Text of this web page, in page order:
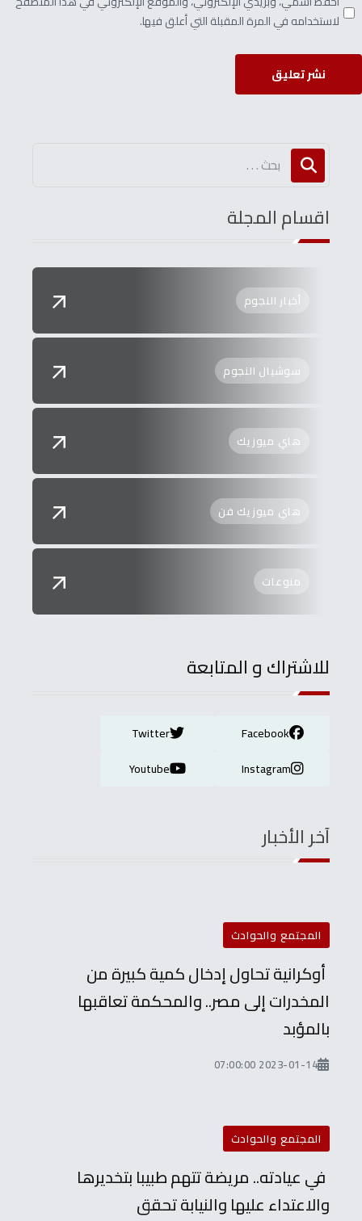
لاستخدامه في المرة المقبلة التي أعلق فيها.
نشر تعليق
اقسام المجلة
أخبار النجوم
سوشيال النجوم
هاي ميوزيك
هاي ميوزيك فن
منوعات
للاشتراك و المتابعة
Facebook
Twitter
Instagram
Youtube
آخر الأخبار
المجتمع والحوادث
أوكرانية تحاول إدخال كمية كبيرة من
المخدرات إلى مصر.. والمحكمة تعاقبها
بالمؤبد
2023-01-14 07:00:00
المجتمع والحوادث
في عيادته.. مريضة تتهم طبيبا بتخديرها
والاعتداء عليها والنيابة تحقق